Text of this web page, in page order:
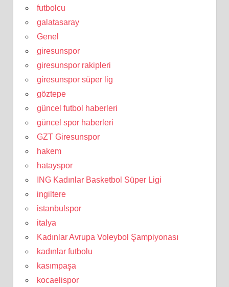
futbolcu
galatasaray
Genel
giresunspor
giresunspor rakipleri
giresunspor süper lig
göztepe
güncel futbol haberleri
güncel spor haberleri
GZT Giresunspor
hakem
hatayspor
ING Kadınlar Basketbol Süper Ligi
ingiltere
istanbulspor
italya
Kadınlar Avrupa Voleybol Şampiyonası
kadınlar futbolu
kasımpaşa
kocaelispor